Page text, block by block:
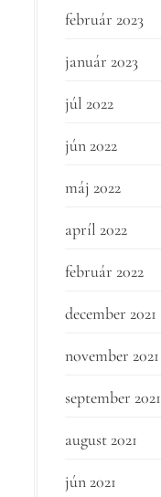
február 2023
január 2023
júl 2022
jún 2022
máj 2022
apríl 2022
február 2022
december 2021
november 2021
september 2021
august 2021
jún 2021